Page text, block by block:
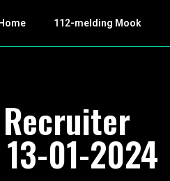
Home 112-melding Mook
13-01-2024